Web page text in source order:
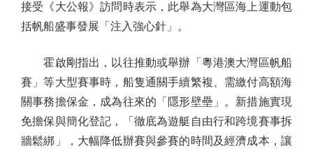
接受《大公報》訪問時表示，此舉為大灣區海上運動包
括帆船盛事發展「注入強心針」。
霍啟剛指出，以往推動或舉辦「粵港澳大灣區帆船
賽」等大型賽事時，船隻通關手續繁複、需繳付高額海
關事務擔保金，成為往來的「隱形壁壘」。新措施實現
免擔保與簡化登記，「徹底為遊艇自由行和跨境賽事拆
牆鬆綁」，大幅降低辦賽與參賽的時間及經濟成本，讓